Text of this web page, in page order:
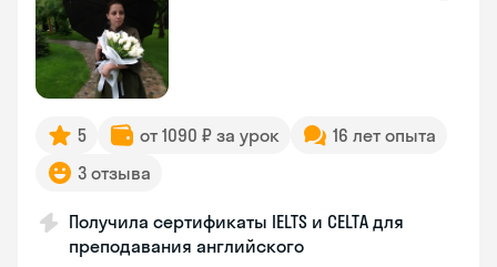
5 от 1090 ₽ за урок
16 лет опыта
3 отзыва
Получила сертификаты IELTS и CELTA для
преподавания английского